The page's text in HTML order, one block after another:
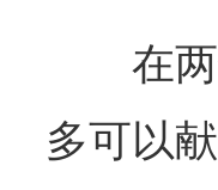
在
多可以